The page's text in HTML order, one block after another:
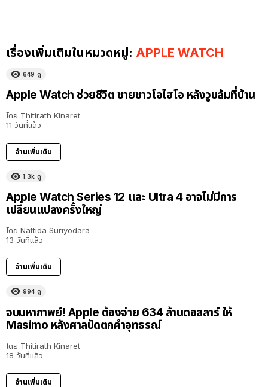
เรื่องเพิ่มเติมในหมวดหมู่: APPLE WATCH
649 ดู
Apple Watch ช่วยชีวิต ชายชาวโอไฮโอ หลังวูบล้มที่บ้าน
โดย Thitirath Kinaret
11 วันที่แล้ว
อ่านเพิ่มเติม
1.3k ดู
Apple Watch Series 12 และ Ultra 4 อาจไม่มีการ
เปลี่ยนแปลงครั้งใหญ่
โดย Nattida Suriyodara
13 วันที่แล้ว
อ่านเพิ่มเติม
994 ดู
จบมหากาพย์! Apple ต้องจ่าย 634 ล้านดอลลาร์ ให้
Masimo หลังศาลปัดตกคำอุทธรณ์
โดย Thitirath Kinaret
18 วันที่แล้ว
อ่านเพิ่มเติม